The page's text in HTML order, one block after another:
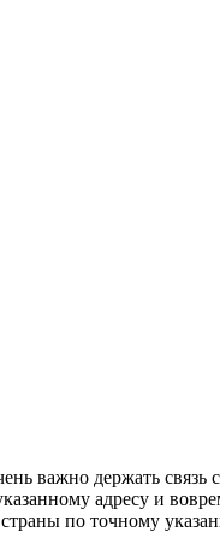
важно держать
адресу и
по точному